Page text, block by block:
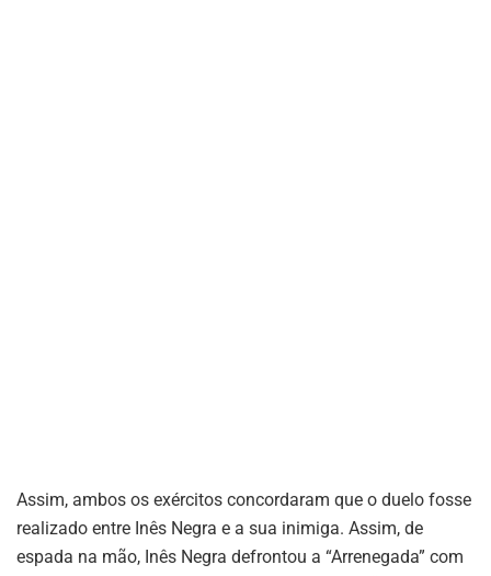
Assim, ambos os exércitos concordaram que o duelo fosse
realizado entre Inês Negra e a sua inimiga. Assim, de
espada na mão, Inês Negra defrontou a “Arrenegada” com